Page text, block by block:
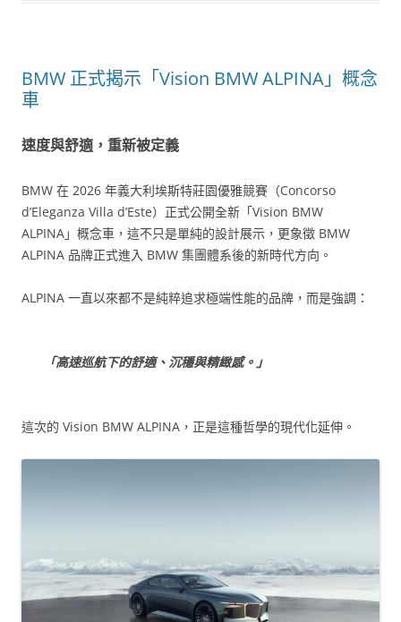
BMW 正式揭示「Vision BMW ALPINA」概念
車
速度與舒適，重新被定義
BMW 在 2026 年義大利埃斯特莊園優雅競賽（Concorso
d’Eleganza Villa d’Este）正式公開全新「Vision BMW
ALPINA」概念車，這不只是單純的設計展示，更象徵 BMW
ALPINA 品牌正式進入 BMW 集團體系後的新時代方向。
ALPINA 一直以來都不是純粹追求極端性能的品牌，而是強調：
「高速巡航下的舒適、沉穩與精緻感。」
這次的 Vision BMW ALPINA，正是這種哲學的現代化延伸。